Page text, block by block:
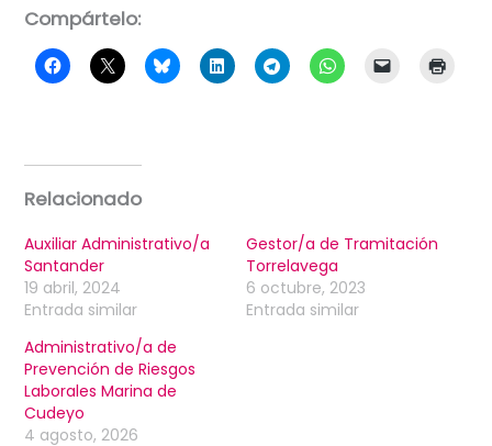
Compártelo:
Relacionado
Auxiliar Administrativo/a
Santander
19 abril, 2024
Entrada similar
Gestor/a de Tramitación
Torrelavega
6 octubre, 2023
Entrada similar
Administrativo/a de
Prevención de Riesgos
Laborales Marina de
Cudeyo
4 agosto, 2026